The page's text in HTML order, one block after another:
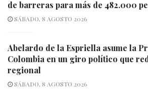
de barreras para más de 482.000
SÁBADO, 8 AGOSTO 2026
Abelardo de la Espriella asume la
Colombia en un giro político que
regional
SÁBADO, 8 AGOSTO 2026